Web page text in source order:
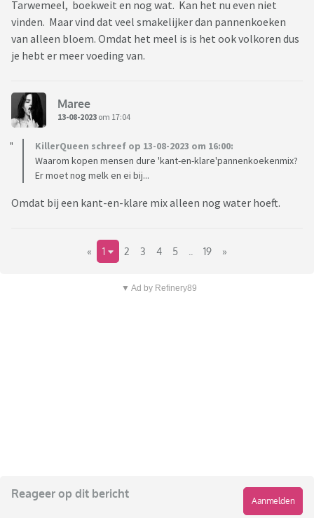
Tarwemeel, boekweit en nog wat. Kan het nu even niet
vinden. Maar vind dat veel smakelijker dan pannenkoeken
van alleen bloem. Omdat het meel is is het ook volkoren dus
je hebt er meer voeding van.
Maree
13-08-2023 om 17:04
KillerQueen schreef op 13-08-2023 om 16:00:
Waarom kopen mensen dure 'kant-en-klare'pannenkoekenmix?
Er moet nog melk en ei bij...
Omdat bij een kant-en-klare mix alleen nog water hoeft.
« 1 2 3 4 5 19 »
▼ Ad by Refinery89
Reageer op dit bericht
Aanmelden